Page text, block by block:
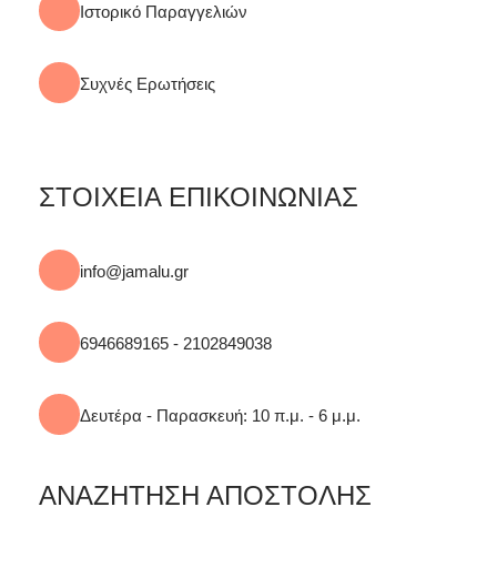
Ιστορικό Παραγγελιών
Συχνές Ερωτήσεις
ΣΤΟΙΧΕΙΑ ΕΠΙΚΟΙΝΩΝΙΑΣ
info@jamalu.gr
6946689165 - 2102849038
Δευτέρα - Παρασκευή: 10 π.μ. - 6 μ.μ.
ΑΝΑΖΗΤΗΣΗ ΑΠΟΣΤΟΛΗΣ